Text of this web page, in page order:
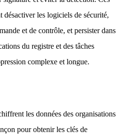
désactiver les logiciels de sécurité,
et de contrôle, et persister dans
du registre et des tâches
complexe et longue.
les données des organisations
pour obtenir les clés de